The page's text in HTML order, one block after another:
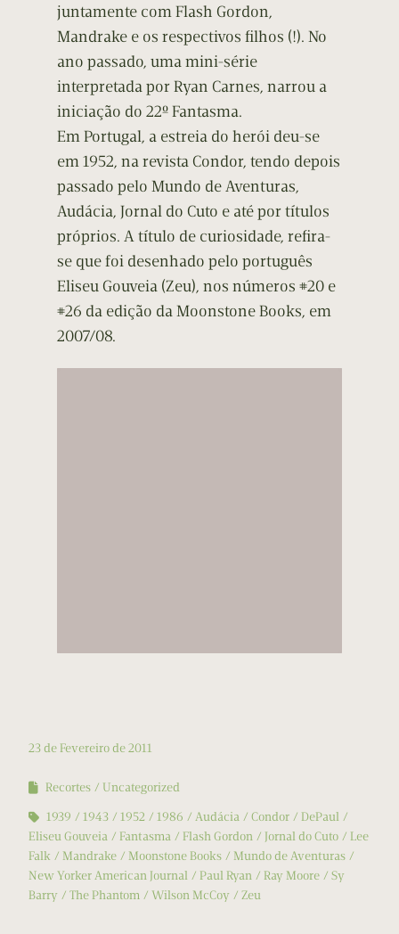
juntamente com Flash Gordon,
Mandrake e os respectivos filhos (!). No
ano passado, uma mini-série
interpretada por Ryan Carnes, narrou a
iniciação do 22º Fantasma.
Em Portugal, a estreia do herói deu-se
em 1952, na revista Condor, tendo depois
passado pelo Mundo de Aventuras,
Audácia, Jornal do Cuto e até por títulos
próprios. A título de curiosidade, refira-
se que foi desenhado pelo português
Eliseu Gouveia (Zeu), nos números #20 e
#26 da edição da Moonstone Books, em
2007/08.
23 de Fevereiro de 2011
Recortes
Uncategorized
1939
1943 1952 1986 Audácia Condor
DePaul
Eliseu Gouveia
Fantasma Flash Gordon Jornal do Cuto
Lee
Falk
Mandrake Moonstone Books
Mundo de Aventuras
New Yorker American Journal
Paul Ryan Ray Moore
Sy
Barry
The Phantom Wilson McCoy Zeu